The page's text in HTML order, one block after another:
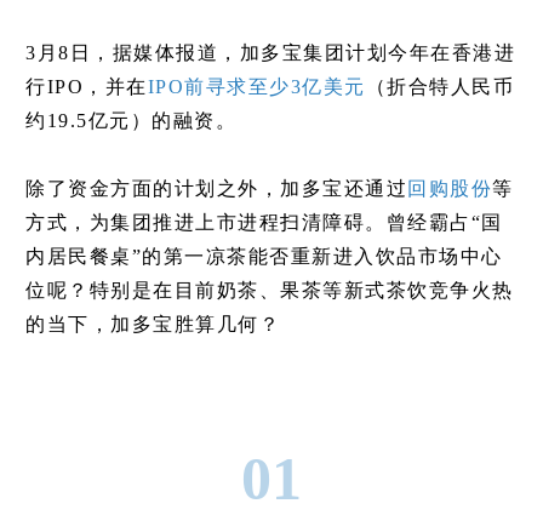
3月8日，据媒体报道，加多宝集团计划今年在香港进
行IPO，并在IPO前寻求至少3亿美元
（折合特人民币
约19.5亿元）的融资。
除了资金方面的计划之外，加多宝还通过 回购股份等
方式，为集团推进上市进程扫清障碍。曾经霸占“国
内居民餐桌”的第一凉茶能否重新进入饮品市场中心
位呢？特别是在目前奶茶、果茶等新式茶饮竞争火热
的当下，加多宝胜算几何？
01